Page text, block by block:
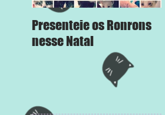
Presenteie os Ronrons
nesse Natal